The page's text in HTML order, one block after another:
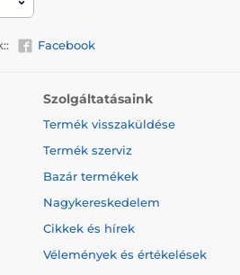
Facebook
Szolgáltatásaink
Termék visszaküldése
Termék szerviz
Bazár termékek
Nagykereskedelem
Cikkek és hírek
Vélemények és értékelések